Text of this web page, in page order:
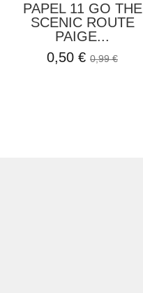
PAPEL 11 GO THE
SCENIC ROUTE
PAIGE...
0,50 €0,99 €